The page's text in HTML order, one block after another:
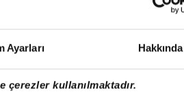
Ayarları Hakkında
kullanılmaktadır.